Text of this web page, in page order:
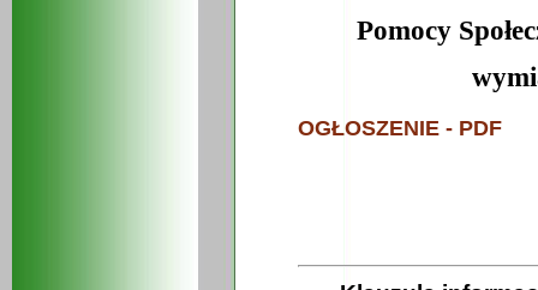
Pomocy
OGŁOSZENIE - PDF